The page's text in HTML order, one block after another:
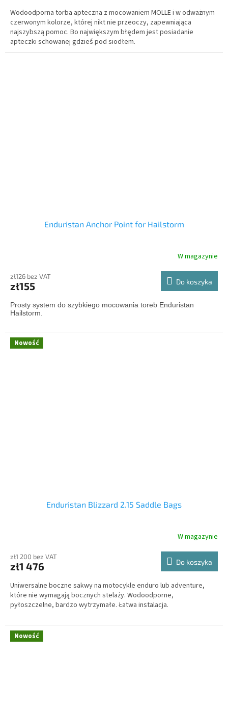
Wodoodporna torba apteczna z mocowaniem MOLLE i w odważnym
czerwonym kolorze, której nikt nie przeoczy, zapewniająca
najszybszą pomoc. Bo największym błędem jest posiadanie
apteczki schowanej gdzieś pod siodłem.
Enduristan Anchor Point for Hailstorm
W magazynie
zł126 bez VAT
zł155 Do koszyka
Prosty system do szybkiego mocowania toreb Enduristan
Hailstorm.
Nowość
Enduristan Blizzard 2.15 Saddle Bags
W magazynie
zł1 200 bez VAT
zł1 476 Do koszyka
Uniwersalne boczne sakwy na motocykle enduro lub adventure,
które nie wymagają bocznych stelaży. Wodoodporne,
pyłoszczelne, bardzo wytrzymałe. Łatwa instalacja.
Nowość